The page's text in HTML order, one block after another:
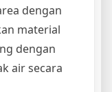
dengan
material
dengan
air secara